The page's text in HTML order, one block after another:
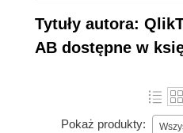
Tytuły autora:
AB dostępne w
Pokaż produkty: